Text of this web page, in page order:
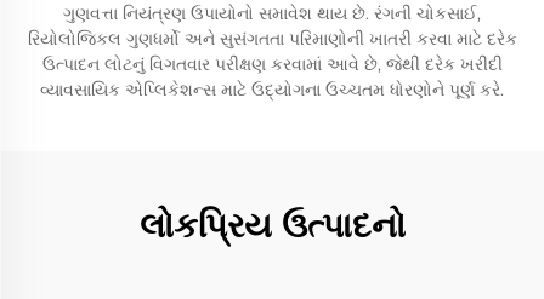
ગુણવત્તા નિયંત્રણ ઉપાયોનો સમાવેશ થાય છે. રંગની ચોકસાઈ,
રિયોલોજિકલ ગુણધર્મો અને સુસંગતતા પરિમાણોની ખાતરી કરવા માટે દરેક
ઉત્પાદન લોટનું વિગતવાર પરીક્ષણ કરવામાં આવે છે, જેથી દરેક ખરીદી
વ્યાવસાયિક એપ્લિકેશન્સ માટે ઉદ્યોગના ઉચ્ચતમ ધોરણોને પૂર્ણ કરે.
લોકપ્રિય ઉત્પાદનો